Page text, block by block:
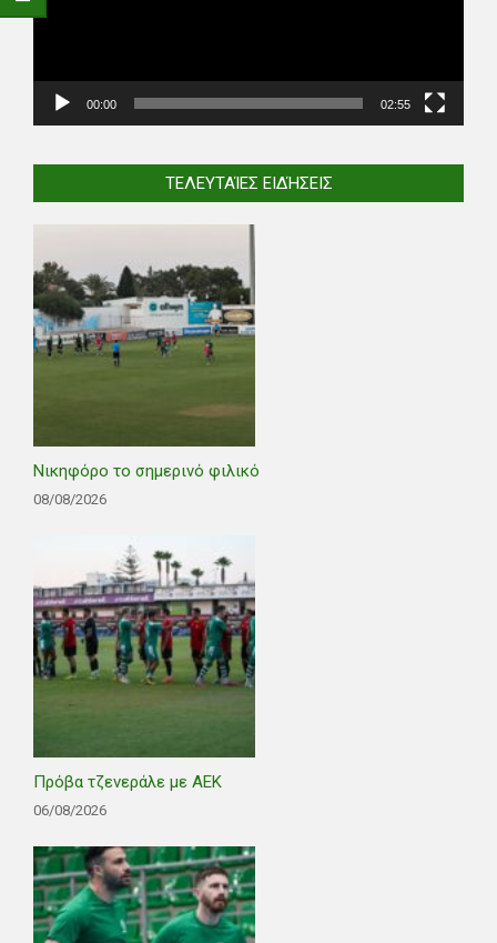
00:00 02:55
ΤΕΛΕΥΤΑΊΕΣ ΕΙΔΉΣΕΙΣ
Νικηφόρο το σημερινό φιλικό
08/08/2026
Πρόβα τζενεράλε με ΑΕΚ
06/08/2026